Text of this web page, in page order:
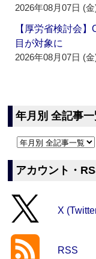
2026年08月07日 (金
【厚労省検討会
目が対象に
2026年08月07日 (金
年月別 全記事
アカウント・
X
RSS